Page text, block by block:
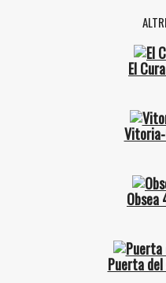
El
Obsea
Puerta